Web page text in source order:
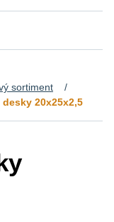
sortiment
desky 20x25x2,5